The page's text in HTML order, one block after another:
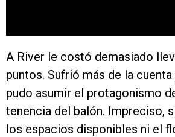
A River le costó demasiado
puntos. Sufrió más de la
pudo asumir el protagonismo
tenencia del balón. Impreciso,
los espacios disponibles ni el